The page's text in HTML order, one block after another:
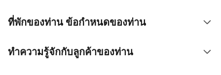
ที่พักของท่าน ข้อกำหนดของท่าน
ทำความรู้จักกับลูกค้าของท่าน